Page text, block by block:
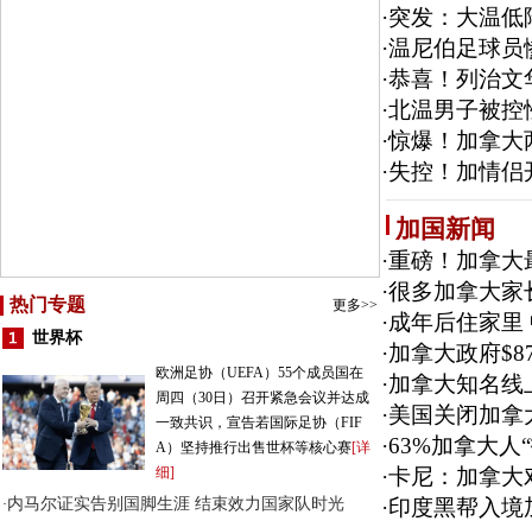
热门专题 更多>>
世界杯
欧洲足协（UEFA）55个成员国在
周四（30日）召开紧急会议并达成
一致共识，宣告若国际足协（FIF
A）坚持推行出售世杯等核心赛[详
细]
·内马尔证实告别国脚生涯 结束效力国家队时光
·突发：大温低
·温尼伯足球员
·恭喜！列治文
·北温男子被控
·惊爆！加拿大
·失控！加情侣
加国新闻
·重磅！加拿大
·很多加拿大家
·成年后住家
·加拿大政府
·加拿大知名线
·美国关闭加拿
·63%加拿大人
·卡尼：加拿大
·印度黑帮入境